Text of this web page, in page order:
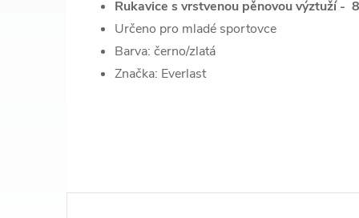
Rukavice s vrstvenou pěnovou výztuží -
Určeno pro mladé sportovce
Barva: černo/zlatá
Značka: Everlast